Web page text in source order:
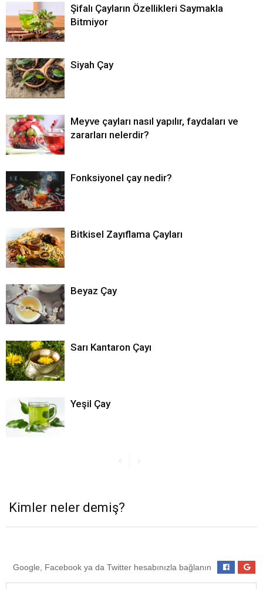
Şifalı Çayların Özellikleri Saymakla
Bitmiyor
Siyah Çay
Meyve çayları nasıl yapılır, faydaları ve
zararları nelerdir?
Fonksiyonel çay nedir?
Bitkisel Zayıflama Çayları
Beyaz Çay
Sarı Kantaron Çayı
Yeşil Çay
Kimler neler demiş?
Google, Facebook ya da Twitter hesabınızla bağlanın